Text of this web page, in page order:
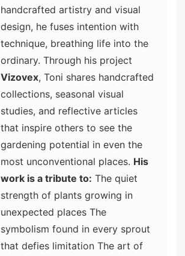
handcrafted artistry and visual
design, he fuses intention with
technique, breathing life into the
ordinary. Through his project
Vizovex, Toni shares handcrafted
collections, seasonal visual
studies, and reflective articles
that inspire others to see the
gardening potential in even the
most unconventional places. His
work is a tribute to: The quiet
strength of plants growing in
unexpected places The
symbolism found in every sprout
that defies limitation The art of